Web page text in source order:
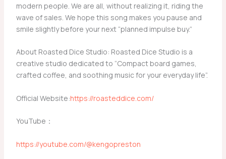
modern people. We are all, without realizing it, riding the
wave of sales. We hope this song makes you pause and
smile slightly before your next “planned impulse buy.”
About Roasted Dice Studio: Roasted Dice Studio is a
creative studio dedicated to “Compact board games,
crafted coffee, and soothing music for your everyday life”.
Official Website:https://roasteddice.com/
YouTube：
https://youtube.com/@kengopreston